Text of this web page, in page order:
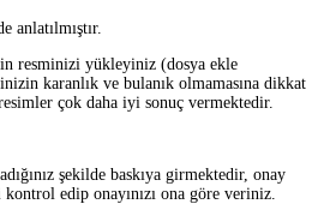
anlatılmıştır.
resminizi yükleyiniz (dosya ekle
karanlık ve bulanık olmamasına dikkat
çok daha iyi sonuç vermektedir.
şekilde baskıya girmektedir, onay
edip onayınızı ona göre veriniz.